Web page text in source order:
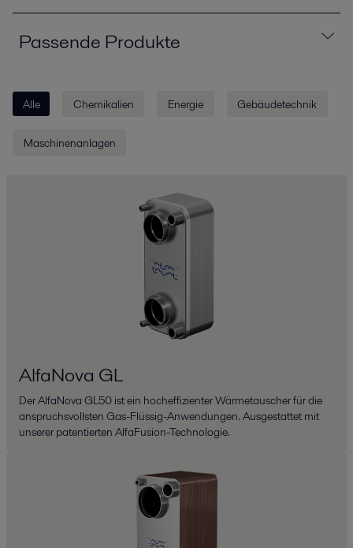
Passende Produkte
Alle Chemikalien Energie Gebäudetechnik
Maschinenanlagen
AlfaNova GL
Der AlfaNova GL50 ist ein hocheffizienter Wärmetauscher für die
anspruchsvollsten Gas-Flüssig-Anwendungen. Ausgestattet mit
unserer patentierten AlfaFusion-Technologie.